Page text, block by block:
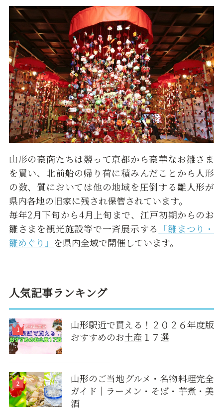
山形の豪商たちは競って京都から豪華なお雛さま
を買い、北前船の帰り荷に積みんだことから人形
の数、質においては他の地域を圧倒する雛人形が
県内各地の旧家に残され保管されています。
毎年2月下旬から4月上旬まで、江戸初期からのお
雛さまを観光施設等で一斉展示する
「雛まつり・
雛めぐり」 を県内全域で開催しています。
人気記事ランキング
山形駅近で買える！２０２６年度版
おすすめのお土産１７選
山形のご当地グルメ・名物料理完全
ガイド｜ラーメン・そば・芋煮・美
酒